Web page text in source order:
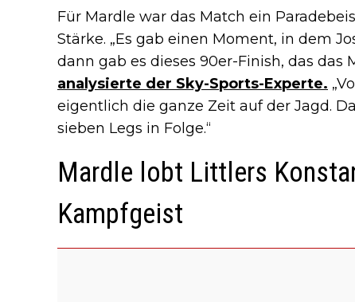
Für Mardle war das Match ein
Stärke. „Es gab einen Moment, in dem
dann gab es dieses 90er-Finish, das
analysierte der Sky-Sports-Experte.
eigentlich die ganze Zeit auf der Jagd.
sieben Legs in Folge.“
Mardle lobt Littlers
Kampfgeist